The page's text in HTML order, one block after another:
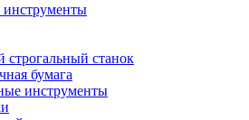
строгальный станок
бумага
инструменты